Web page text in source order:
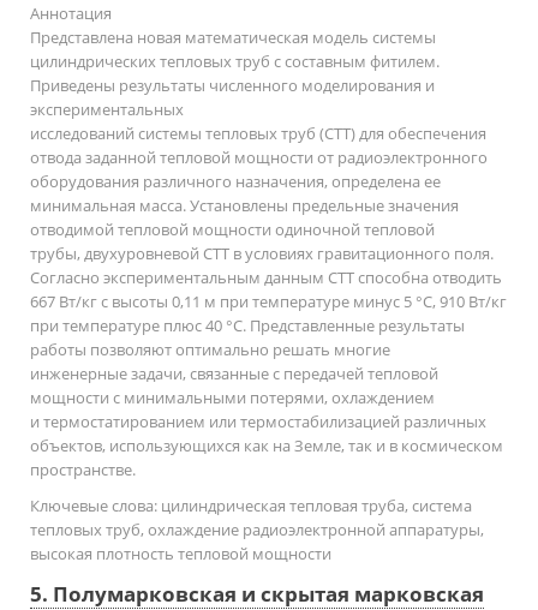
Аннотация
Представлена новая математическая модель системы
цилиндрических тепловых труб с составным фитилем.
Приведены результаты численного моделирования и
экспериментальных
исследований системы тепловых труб (СТТ) для обеспечения
отвода заданной тепловой мощности от радиоэлектронного
оборудования различного назначения, определена ее
минимальная масса. Установлены предельные значения
отводимой тепловой мощности одиночной тепловой
трубы, двухуровневой СТТ в условиях гравитационного поля.
Согласно экспериментальным данным СТТ способна отводить
667 Вт/кг с высоты 0,11 м при температуре минус 5 °С, 910 Вт/кг
при температуре плюс 40 °С. Представленные результаты
работы позволяют оптимально решать многие
инженерные задачи, связанные с передачей тепловой
мощности с минимальными потерями, охлаждением
и термостатированием или термостабилизацией различных
объектов, использующихся как на Земле, так и в космическом
пространстве.
Ключевые слова: цилиндрическая тепловая труба, система
тепловых труб, охлаждение радиоэлектронной аппаратуры,
высокая плотность тепловой мощности
5. Полумарковская и скрытая марковская